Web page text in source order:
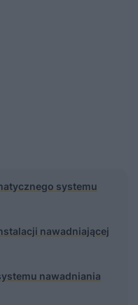
systemu
nawadniającej
nawadniania